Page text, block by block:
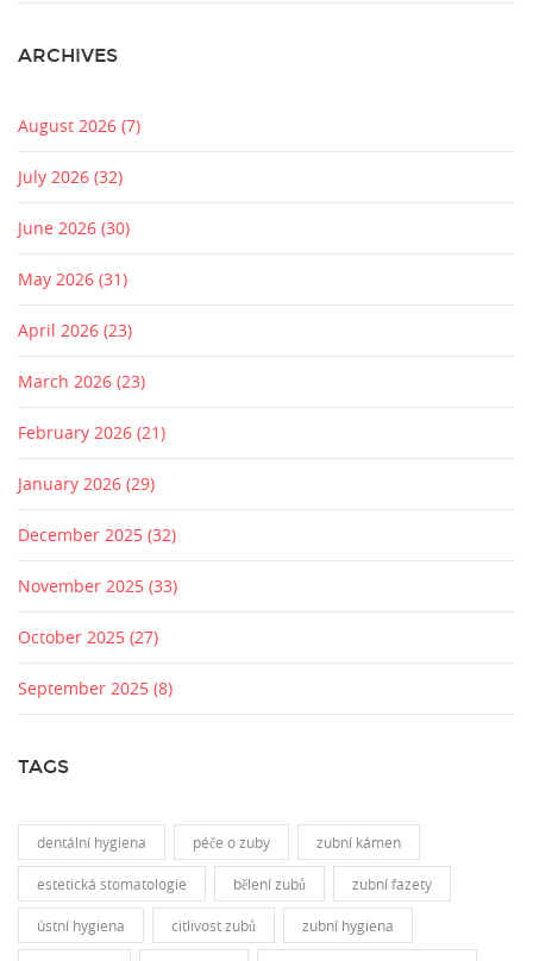
ARCHIVES
August 2026 (7)
July 2026 (32)
June 2026 (30)
May 2026 (31)
April 2026 (23)
March 2026 (23)
February 2026 (21)
January 2026 (29)
December 2025 (32)
November 2025 (33)
October 2025 (27)
September 2025 (8)
TAGS
dentální hygiena péče o zuby zubní kámen
estetická stomatologie bělení zubů zubní fazety
ústní hygiena citlivost zubů zubní hygiena